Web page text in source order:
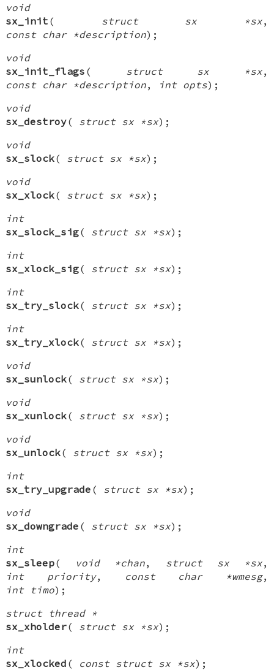
void
sx_init ( struct sx *sx,
const char *description);
void
sx_init_flags ( struct sx *sx,
const char *description, int opts);
void
sx_destroy( struct sx *sx);
void
sx_slock( struct sx *sx);
void
sx_xlock( struct sx *sx);
int
sx_slock_sig( struct sx *sx);
int
sx_xlock_sig( struct sx *sx);
int
sx_try_slock( struct sx *sx);
int
sx_try_xlock( struct sx *sx);
void
sx_sunlock( struct sx *sx);
void
sx_xunlock( struct sx *sx);
void
sx_unlock( struct sx *sx);
int
sx_try_upgrade ( struct sx *sx);
void
sx_downgrade ( struct sx *sx);
int
sx_sleep( void *chan, struct sx *sx,
int priority, const char *wmesg,
int timo);
struct thread *
sx_xholder( struct sx *sx);
int
sx_xlocked ( const struct sx *sx);